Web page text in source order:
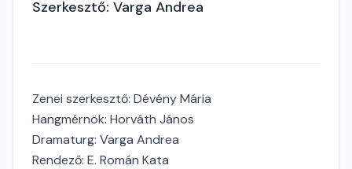
Szerkesztő: Varga Andrea
Zenei szerkesztő: Dévény Mária
Hangmérnök: Horváth János
Dramaturg: Varga Andrea
Rendező: E. Román Kata